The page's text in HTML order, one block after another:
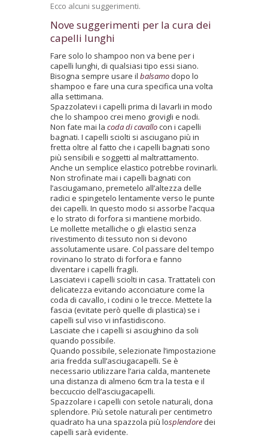
Ecco alcuni suggerimenti.
Nove suggerimenti per la cura dei
capelli lunghi
Fare solo lo shampoo non va bene per i
capelli lunghi, di qualsiasi tipo essi siano.
Bisogna sempre usare il balsamo dopo lo
shampoo e fare una cura specifica una volta
alla settimana.
Spazzolatevi i capelli prima di lavarli in modo
che lo shampoo crei meno grovigli e nodi.
Non fate mai la coda di cavallocon i capelli
bagnati. I capelli sciolti si asciugano più in
fretta oltre al fatto che i capelli bagnati sono
più sensibili e soggetti al maltrattamento.
Anche un semplice elastico potrebbe rovinarli.
Non strofinate mai i capelli bagnati con
l’asciugamano, premetelo all’altezza delle
radici e spingetelo lentamente verso le punte
dei capelli. In questo modo si assorbe l’acqua
e lo strato di forfora si mantiene morbido.
Le mollette metalliche o gli elastici senza
rivestimento di tessuto non si devono
assolutamente usare. Col passare del tempo
rovinano lo strato di forfora e fanno
diventare i capelli fragili.
Lasciatevi i capelli sciolti in casa. Trattateli con
delicatezza evitando acconciature come la
coda di cavallo, i codini o le trecce. Mettete la
fascia (evitate però quelle di plastica) se i
capelli sul viso vi infastidiscono.
Lasciate che i capelli si asciughino da soli
quando possibile.
Quando possibile, selezionate l’impostazione
aria fredda sull’asciugacapelli. Se è
necessario utilizzare l’aria calda, mantenete
una distanza di almeno 6cm tra la testa e il
beccuccio dell’asciugacapelli.
Spazzolare i capelli con setole naturali, dona
splendore. Più setole naturali per centimetro
quadrato ha una spazzola più losplendore dei
capelli sarà evidente.